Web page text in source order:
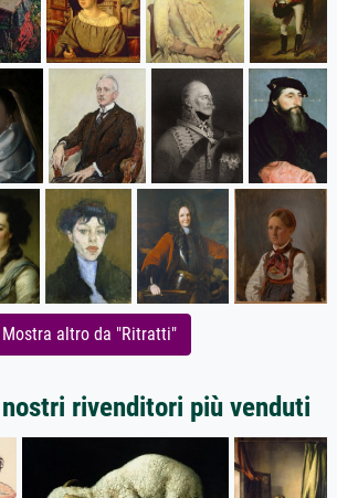
Mostra altro da "Ritratti"
rivenditori più venduti